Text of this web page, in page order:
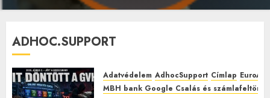
ADHOC.SUPPORT
Adatvédelem AdhocSupport Címlap
MBH bank Google Csalás és